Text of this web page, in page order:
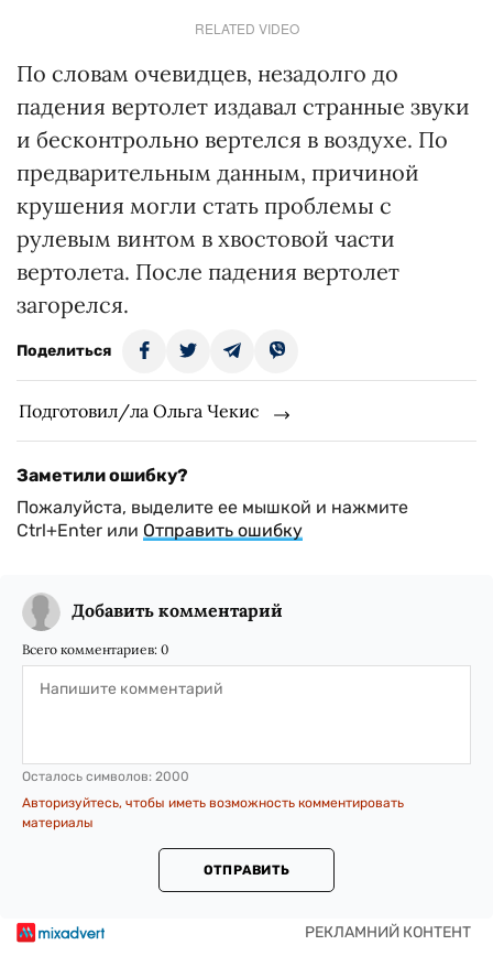
RELATED VIDEO
По словам очевидцев, незадолго до
падения вертолет издавал странные звуки
и бесконтрольно вертелся в воздухе. По
предварительным данным, причиной
крушения могли стать проблемы с
рулевым винтом в хвостовой части
вертолета. После падения вертолет
загорелся.
Поделиться
Подготовил/ла Ольга Чекис
Заметили ошибку?
Пожалуйста, выделите ее мышкой и нажмите
Ctrl+Enter или Отправить ошибку
Добавить комментарий
Всего комментариев: 0
Осталось символов: 2000
Авторизуйтесь, чтобы иметь возможность комментировать
материалы
ОТПРАВИТЬ